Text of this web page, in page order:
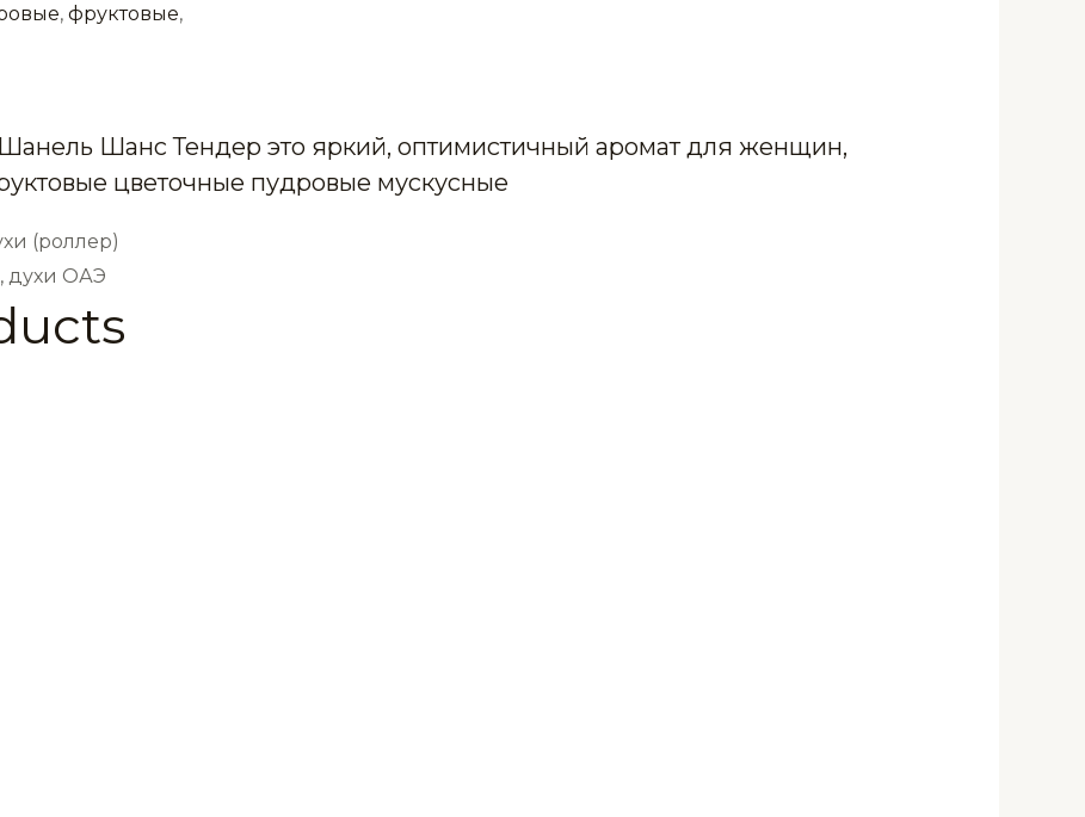
, фруктовые,
Шанс Тендер это яркий, оптимистичный аромат для женщин,
цветочные пудровые мускусные
(роллер)
духи ОАЭ